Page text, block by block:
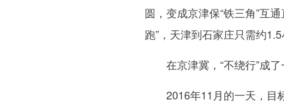
圆，变成京津保“铁三角”互
跑”，天津到石家庄只需约1.5
在京津冀，“不绕行”成了
2016年11月的一天，目